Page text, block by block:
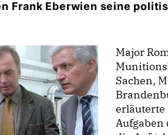
Frank Eberwien seine
Major
Sachen,
erläuterte
Aufgaben